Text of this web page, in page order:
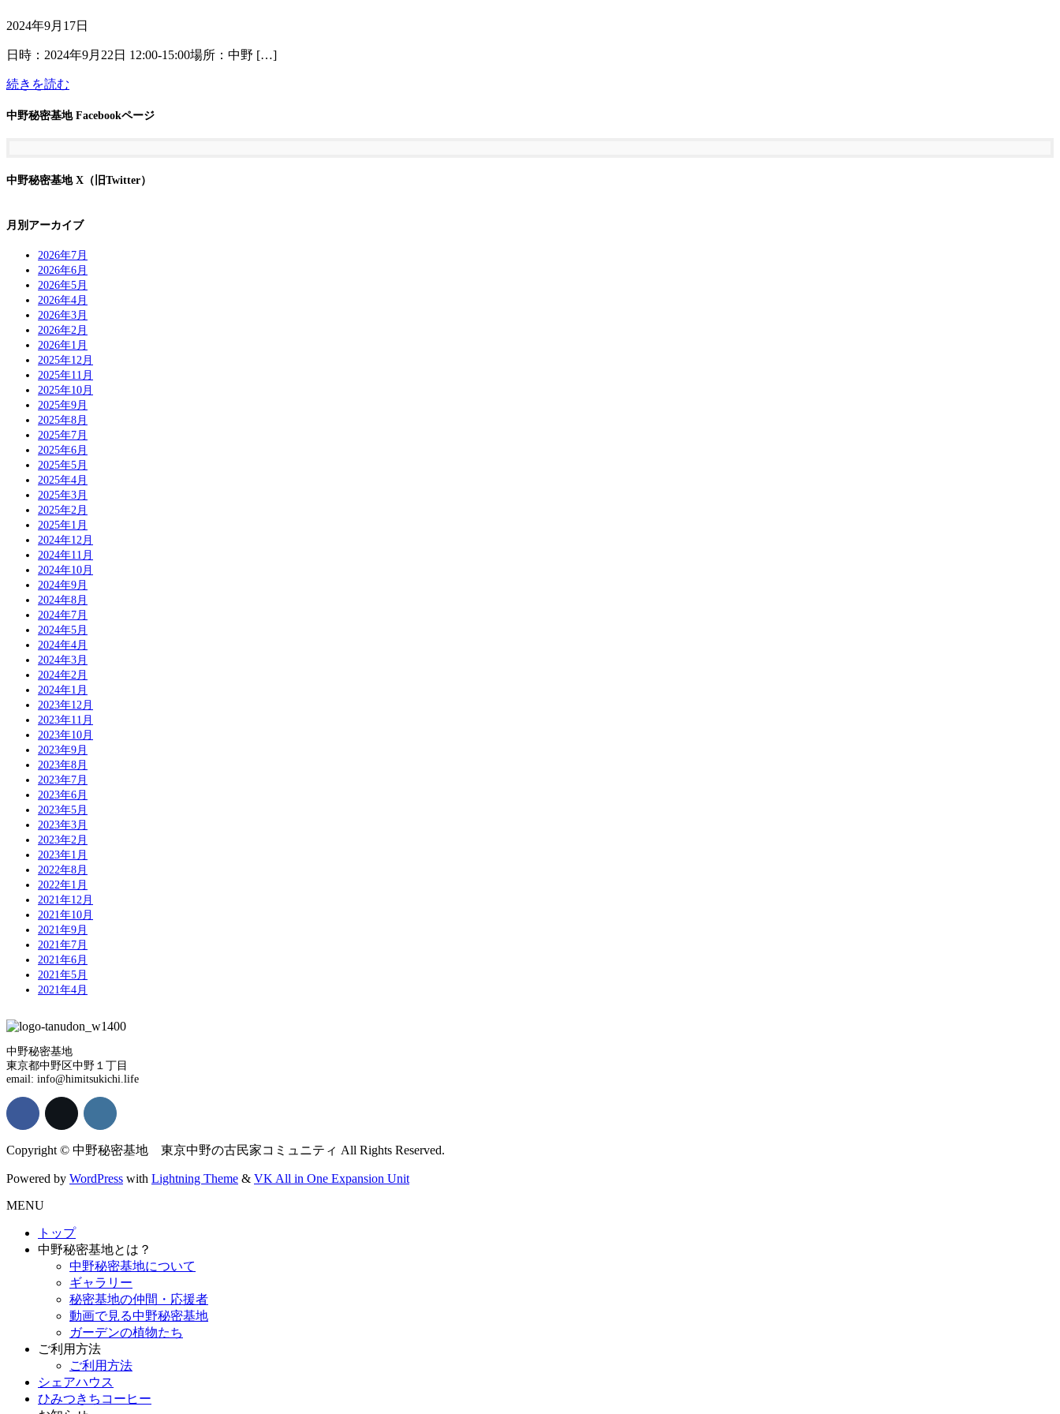
2024年9月17日
日時：2024年9月22日 12:00-15:00場所：中野 […]
続きを読む
中野秘密基地 Facebookページ
中野秘密基地 X（旧Twitter）
月別アーカイブ
2026年7月
2026年6月
2026年5月
2026年4月
2026年3月
2026年2月
2026年1月
2025年12月
2025年11月
2025年10月
2025年9月
2025年8月
2025年7月
2025年6月
2025年5月
2025年4月
2025年3月
2025年2月
2025年1月
2024年12月
2024年11月
2024年10月
2024年9月
2024年8月
2024年7月
2024年5月
2024年4月
2024年3月
2024年2月
2024年1月
2023年12月
2023年11月
2023年10月
2023年9月
2023年8月
2023年7月
2023年6月
2023年5月
2023年3月
2023年2月
2023年1月
2022年8月
2022年1月
2021年12月
2021年10月
2021年9月
2021年7月
2021年6月
2021年5月
2021年4月
中野秘密基地
東京都中野区中野１丁目
email: info@himitsukichi.life
Copyright © 中野秘密基地 東京中野の古民家コミュニティ All Rights Reserved.
Powered by WordPress with Lightning Theme & VK All in One Expansion Unit
MENU
トップ
中野秘密基地とは？
中野秘密基地について
ギャラリー
秘密基地の仲間・応援者
動画で見る中野秘密基地
ガーデンの植物たち
ご利用方法
ご利用方法
シェアハウス
ひみつきちコーヒー